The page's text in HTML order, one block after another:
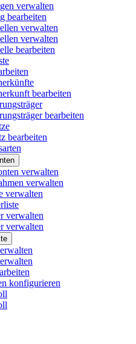
verwalten
bearbeiten
verwalten
verwalten
bearbeiten
bearbeiten
bearbeiten
bearbeiten
verwalten
verwalten
verwalten
verwalten
verwalten
konfigurieren